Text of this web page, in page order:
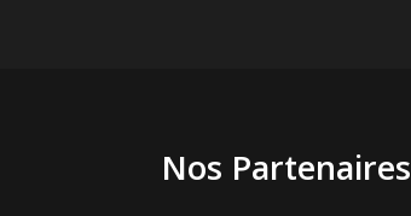
Nos Partenaires